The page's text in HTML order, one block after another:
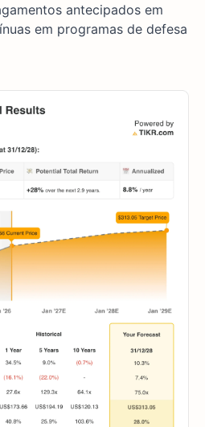
antecipados em
em programas de defesa